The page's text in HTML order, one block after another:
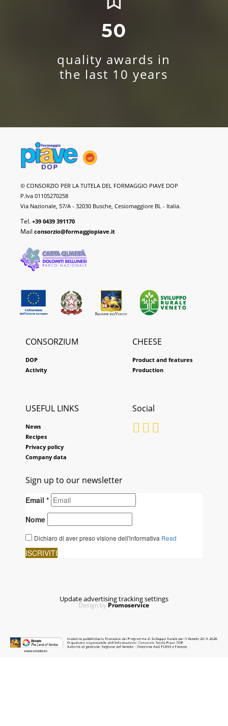
50
quality awards in
the last 10 years
Piave
DOP
Cheese
© CONSORZIO PER LA TUTELA DEL FORMAGGIO PIAVE DOP
P.Iva 01105270258
Via Nazionale, 57/A - 32030 Busche, Cesiomaggiore BL - Italia.
Tel. +39 0439 391170
Mail consorzio@formaggiopiave.it
CONSORZIUM
DOP
Activity
CHEESE
Product and features
Production
Social
USEFUL LINKS
News
Recipes
Privacy policy
Company data
Sign up to our newsletter
Update advertising tracking settings
Design by Promoservice